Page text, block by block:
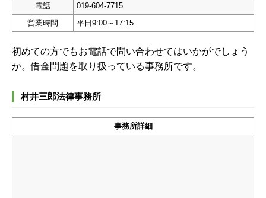
電話
019-604-7715
営業時間
平日9:00～17:15
初めての方でもお電話で問い合わせてはいかがでしょう
か。借金問題を取り扱っている事務所です。
村井三郎法律事務所
事務所詳細